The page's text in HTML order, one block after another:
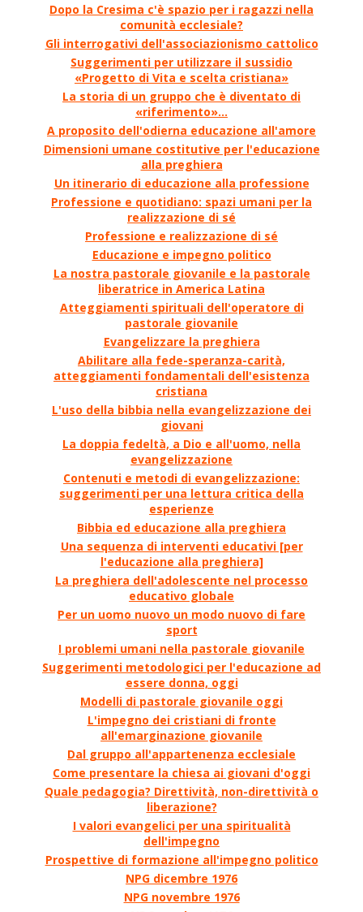
Dopo la Cresima c'è spazio per i ragazzi nella
comunità ecclesiale?
Gli interrogativi dell'associazionismo cattolico
Suggerimenti per utilizzare il sussidio
«Progetto di Vita e scelta cristiana»
La storia di un gruppo che è diventato di
«riferimento»...
A proposito dell'odierna educazione all'amore
Dimensioni umane costitutive per l'educazione
alla preghiera
Un itinerario di educazione alla professione
Professione e quotidiano: spazi umani per la
realizzazione di sé
Professione e realizzazione di sé
Educazione e impegno politico
La nostra pastorale giovanile e la pastorale
liberatrice in America Latina
Atteggiamenti spirituali dell'operatore di
pastorale giovanile
Evangelizzare la preghiera
Abilitare alla fede-speranza-carità,
atteggiamenti fondamentali dell'esistenza
cristiana
L'uso della bibbia nella evangelizzazione dei
giovani
La doppia fedeltà, a Dio e all'uomo, nella
evangelizzazione
Contenuti e metodi di evangelizzazione:
suggerimenti per una lettura critica della
esperienze
Bibbia ed educazione alla preghiera
Una sequenza di interventi educativi [per
l'educazione alla preghiera]
La preghiera dell'adolescente nel processo
educativo globale
Per un uomo nuovo un modo nuovo di fare
sport
I problemi umani nella pastorale giovanile
Suggerimenti metodologici per l'educazione ad
essere donna, oggi
Modelli di pastorale giovanile oggi
L'impegno dei cristiani di fronte
all'emarginazione giovanile
Dal gruppo all'appartenenza ecclesiale
Come presentare la chiesa ai giovani d'oggi
Quale pedagogia? Direttività, non-direttività o
liberazione?
I valori evangelici per una spiritualità
dell'impegno
Prospettive di formazione all'impegno politico
NPG dicembre 1976
NPG novembre 1976